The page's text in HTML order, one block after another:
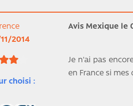
2014
choisi :
Avis Mexique le
Je n'ai pas
en France si